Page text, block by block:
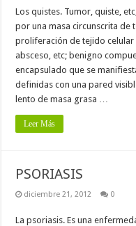
Los quistes. Tumor, quiste,
por una masa circunscrita
proliferación de tejido celular
absceso, etc; benigno
encapsulado que se
definidas con una pared
lento de masa grasa …
Leer Más
PSORIASIS
diciembre 21, 2012 0
La psoriasis. Es una